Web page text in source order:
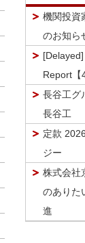
機関投資
のお知ら
Report【
長谷工グ
長谷工
定款
ジー
株式会
のありた
進